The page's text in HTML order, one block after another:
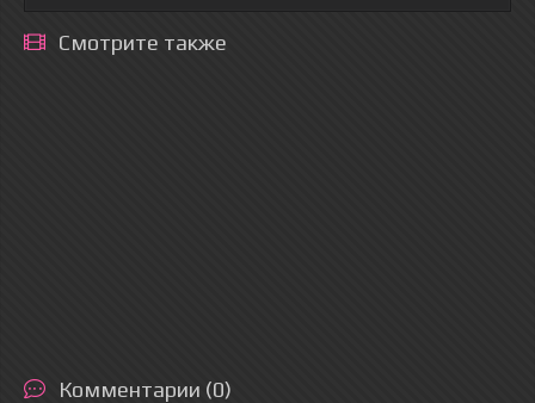
Смотрите также
Комментарии (0)